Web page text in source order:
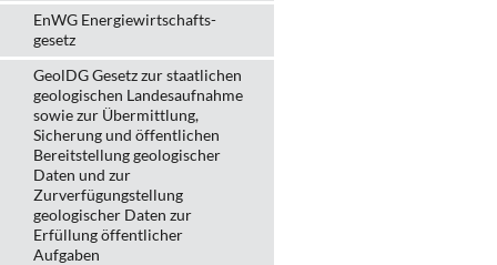
EnWG Energiewirtschafts-
gesetz
GeolDG Gesetz zur staatlichen
geologischen Landesaufnahme
sowie zur Übermittlung,
Sicherung und öffentlichen
Bereitstellung geologischer
Daten und zur
Zurverfügungstellung
geologischer Daten zur
Erfüllung öffentlicher
Aufgaben